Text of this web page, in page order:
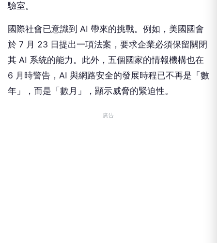
驗室。
國際社會已意識到 AI 帶來的挑戰。例如，美國國會
於 7 月 23 日提出一項法案，要求企業必須保留關閉
其 AI 系統的能力。此外，五個國家的情報機構也在
6 月時警告，AI 與網路安全的發展時程已不再是「數
年」，而是「數月」，顯示威脅的緊迫性。
廣告